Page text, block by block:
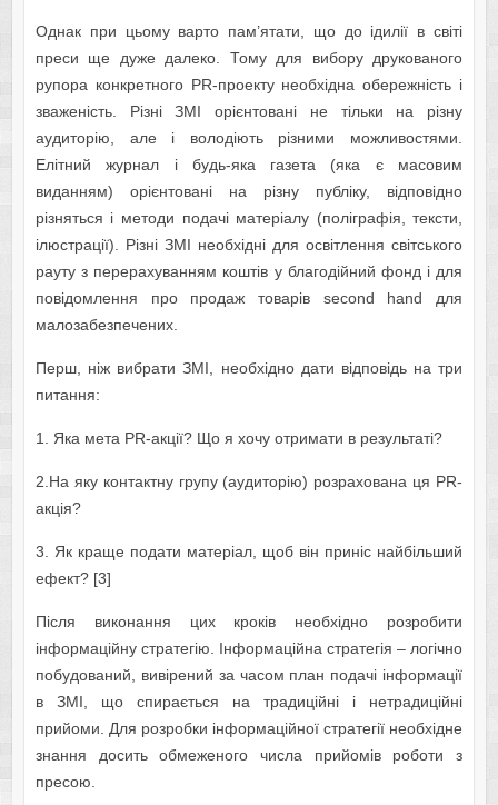
Однак при цьому варто пам’ятати, що до ідилії в світі
преси ще дуже далеко. Тому для вибору друкованого
рупора конкретного PR-проекту необхідна обережність і
зваженість. Різні ЗМІ орієнтовані не тільки на різну
аудиторію, але і володіють різними можливостями.
Елітний журнал і будь-яка газета (яка є масовим
виданням) орієнтовані на різну публіку, відповідно
різняться і методи подачі матеріалу (поліграфія, тексти,
ілюстрації). Різні ЗМІ необхідні для освітлення світського
рауту з перерахуванням коштів у благодійний фонд і для
повідомлення про продаж товарів second hand для
малозабезпечених.
Перш, ніж вибрати ЗМІ, необхідно дати відповідь на три
питання:
1. Яка мета PR-акції? Що я хочу отримати в результаті?
2.На яку контактну групу (аудиторію) розрахована ця PR-
акція?
3. Як краще подати матеріал, щоб він приніс найбільший
ефект? [3]
Після виконання цих кроків необхідно розробити
інформаційну стратегію. Інформаційна стратегія – логічно
побудований, вивірений за часом план подачі інформації
в ЗМІ, що спирається на традиційні і нетрадиційні
прийоми. Для розробки інформаційної стратегії необхідне
знання досить обмеженого числа прийомів роботи з
пресою.